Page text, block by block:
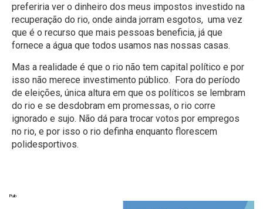
preferiria ver o dinheiro dos meus impostos investido na
recuperação do rio, onde ainda jorram esgotos, uma vez
que é o recurso que mais pessoas beneficia, já que
fornece a água que todos usamos nas nossas casas.
Mas a realidade é que o rio não tem capital político e por
isso não merece investimento público. Fora do período
de eleições, única altura em que os políticos se lembram
do rio e se desdobram em promessas, o rio corre
ignorado e sujo. Não dá para trocar votos por empregos
no rio, e por isso o rio definha enquanto florescem
polidesportivos.
Pub